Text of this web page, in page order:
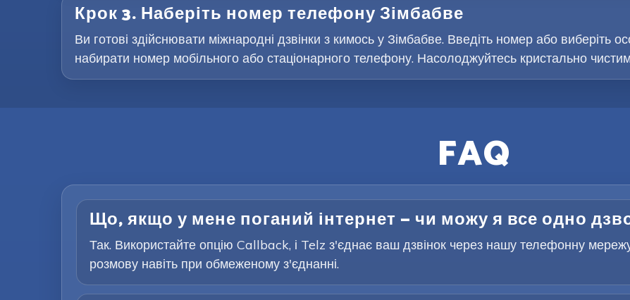
Крок 3. Наберіть номер телефону Зімбабве
Ви готові здійснювати міжнародні дзвінки з кимось у Зімбабве. Введіть номер або виберіть
набирати номер мобільного або стаціонарного телефону. Насолоджуйтесь кристально
FAQ
Що, якщо у мене поганий інтернет — чи можу я все одно
Так. Використайте опцію Callback, і Telz з'єднає ваш дзвінок через нашу телефонну
розмову навіть при обмеженому з'єднанні.